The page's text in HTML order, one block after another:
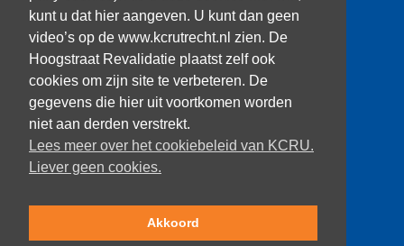
kunt u dat hier aangeven. U kunt dan geen
video’s op de www.kcrutrecht.nl zien. De
Hoogstraat Revalidatie plaatst zelf ook
cookies om zijn site te verbeteren. De
gegevens die hier uit voortkomen worden
niet aan derden verstrekt.
Lees meer over het cookiebeleid van KCRU.
Liever geen cookies.
Akkoord
Samenwerkingen
Onze onderzoekers
Procedure onderzoeker
Volg ons